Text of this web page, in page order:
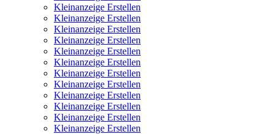
Kleinanzeige Erstellen
Kleinanzeige Erstellen
Kleinanzeige Erstellen
Kleinanzeige Erstellen
Kleinanzeige Erstellen
Kleinanzeige Erstellen
Kleinanzeige Erstellen
Kleinanzeige Erstellen
Kleinanzeige Erstellen
Kleinanzeige Erstellen
Kleinanzeige Erstellen
Kleinanzeige Erstellen